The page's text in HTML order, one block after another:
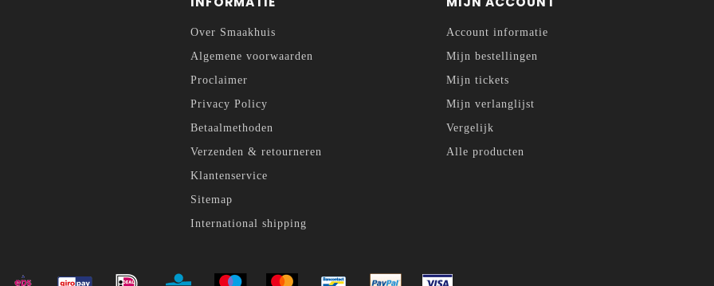
Over Smaakhuis
Algemene voorwaarden
Proclaimer
Privacy Policy
Betaalmethoden
Verzenden & retourneren
Klantenservice
Sitemap
International shipping
Account informatie
Mijn bestellingen
Mijn tickets
Mijn verlanglijst
Vergelijk
Alle producten